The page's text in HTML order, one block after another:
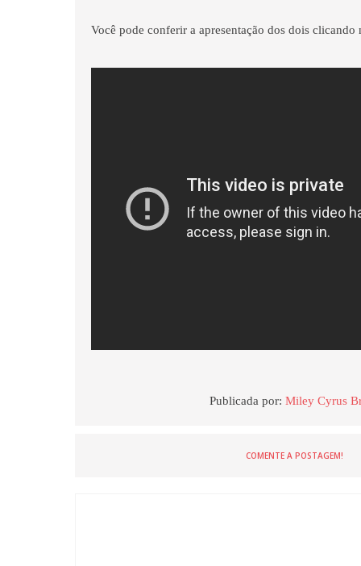
Você pode conferir a apresentação dos dois
Publicada por:Miley Cyrus
COMENTE A POSTAGEM!